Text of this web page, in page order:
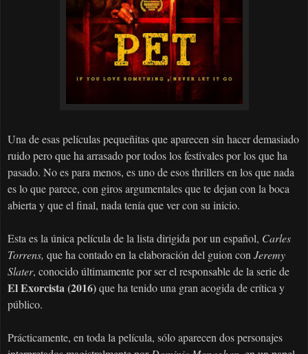
Una de esas películas pequeñitas que aparecen sin hacer demasiado
ruido pero que ha arrasado por todos los festivales por los que ha
pasado. No es para menos, es uno de esos thrillers en los que nada
es lo que parece, con giros argumentales que te dejan con la boca
abierta y que el final, nada tenía que ver con su inicio.
Esta es la única película de la lista dirigida por un español, Carles
Torrens, que ha contado en la elaboración del guion conJeremy
Slater, conocido últimamente por ser el responsable de la serie de
El Exorcista (2016)que ha tenido una gran acogida de crítica y
público.
Prácticamente, en toda la película, sólo aparecen dos personajes